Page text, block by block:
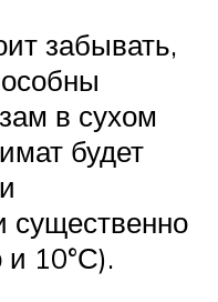
забывать,
в сухом
будет
существенно
и 10°С).